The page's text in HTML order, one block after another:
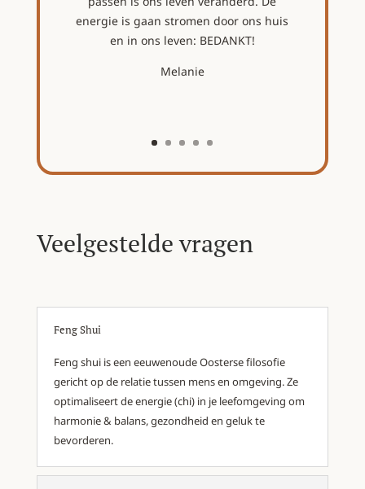
energie is gaan stromen door ons huis
en in ons leven: BEDANKT!
Melanie
Veelgestelde vragen
Feng Shui
Feng shui is een eeuwenoude Oosterse filosofie
gericht op de relatie tussen mens en omgeving. Ze
optimaliseert de energie (chi) in je leefomgeving om
harmonie & balans, gezondheid en geluk te
bevorderen.